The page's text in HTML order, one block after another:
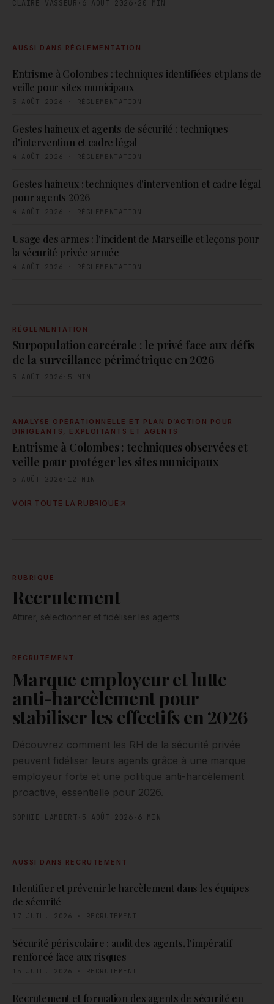
CLAIRE VASSEUR · 6 AOÛT 2026 ·20 MIN
AUSSI DANS RÉGLEMENTATION
Entrisme à Colombes : techniques identifiées et plans de
veille pour sites municipaux
5 AOÛT 2026 · RÉGLEMENTATION
Gestes haineux et agents de sécurité : techniques
d'intervention et cadre légal
4 AOÛT 2026 · RÉGLEMENTATION
Gestes haineux : techniques d'intervention et cadre légal
pour agents 2026
4 AOÛT 2026 · RÉGLEMENTATION
Usage des armes : l'incident de Marseille et leçons pour
la sécurité privée armée
4 AOÛT 2026 · RÉGLEMENTATION
RÉGLEMENTATION
Surpopulation carcérale : le privé face aux défis
de la surveillance périmétrique en 2026
5 AOÛT 2026 · 5 MIN
ANALYSE OPÉRATIONNELLE ET PLAN D’ACTION POUR
DIRIGEANTS, EXPLOITANTS ET AGENTS
Entrisme à Colombes : techniques observées et
veille pour protéger les sites municipaux
5 AOÛT 2026 · 12 MIN
VOIR TOUTE LA RUBRIQUE
RUBRIQUE
Recrutement
Attirer, sélectionner et fidéliser les agents
RECRUTEMENT
Marque employeur et lutte
anti-harcèlement pour
stabiliser les effectifs en 2026
Découvrez comment les RH de la sécurité privée
peuvent fidéliser leurs agents grâce à une marque
employeur forte et une politique anti-harcèlement
proactive, essentielle pour 2026.
SOPHIE LAMBERT· 5 AOÛT 2026 ·6 MIN
AUSSI DANS RECRUTEMENT
Identifier et prévenir le harcèlement dans les équipes
de sécurité
17 JUIL. 2026 · RECRUTEMENT
Sécurité périscolaire : audit des agents, l'impératif
renforcé face aux risques
15 JUIL. 2026 · RECRUTEMENT
Recrutement et formation des agents de sécurité en